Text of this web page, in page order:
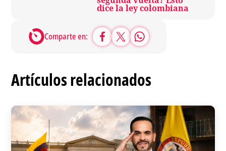
dice la ley colombiana
Comparte en:
Artículos relacionados